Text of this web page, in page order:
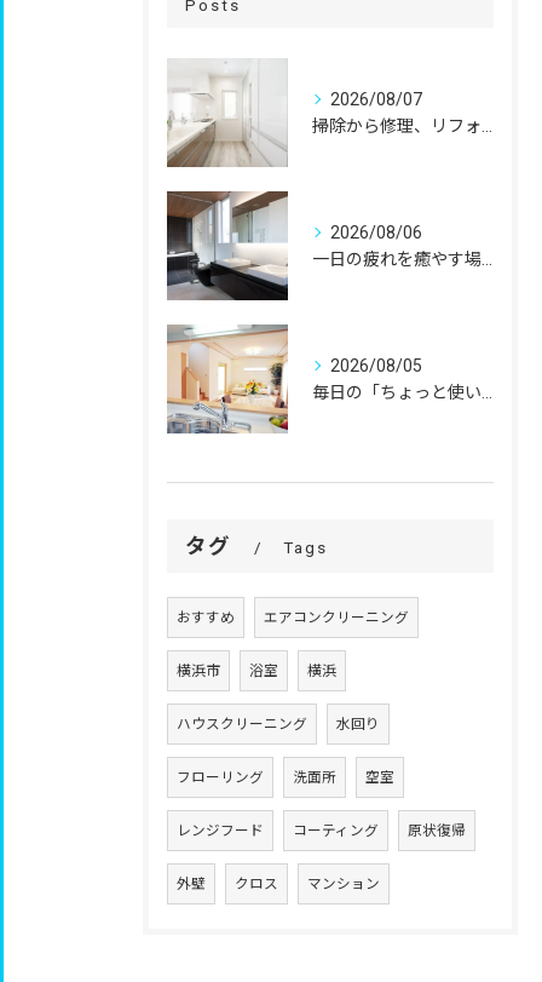
Posts
2026/08/07
掃除から修理、リフォームまで。
2026/08/06
一日の疲れを癒やす場所だからこそ、
2026/08/05
毎日の「ちょっと使いにくい」を、
タグ Tags
おすすめ エアコンクリーニング
横浜市 浴室 横浜
ハウスクリーニング 水回り
フローリング 洗面所 空室
レンジフード コーティング 原状復帰
外壁 クロス マンション